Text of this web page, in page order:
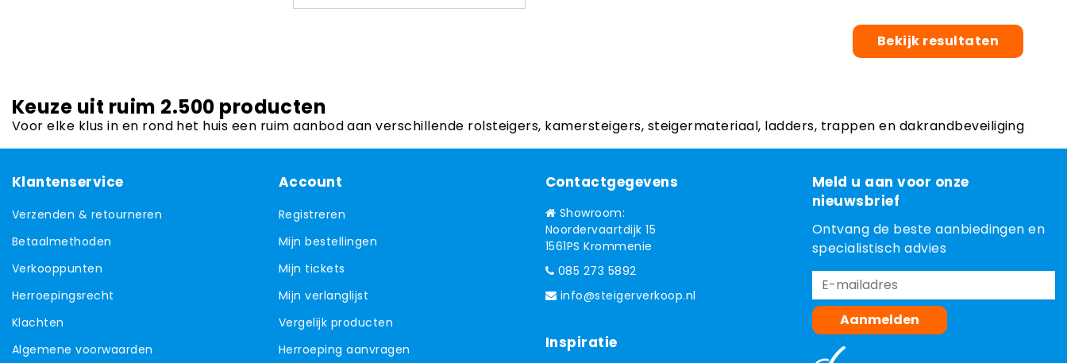
Bekijk resultaten
Keuze uit ruim 2.500 producten
Voor elke klus in en rond het huis een ruim aanbod aan verschillende rolsteigers, kamersteigers, steigermateriaal, ladders, trappen en dakrandbeveiliging
Klantenservice
Verzenden & retourneren
Betaalmethoden
Verkooppunten
Herroepingsrecht
Klachten
Algemene voorwaarden
Account
Registreren
Mijn bestellingen
Mijn tickets
Mijn verlanglijst
Vergelijk producten
Herroeping aanvragen
Contactgegevens
Showroom:
Noordervaartdijk 15
1561PS Krommenie
085 273 5892
info@steigerverkoop.nl
Inspiratie
Meld u aan voor onze
nieuwsbrief
Ontvang de beste aanbiedingen en
specialistisch advies
Aanmelden